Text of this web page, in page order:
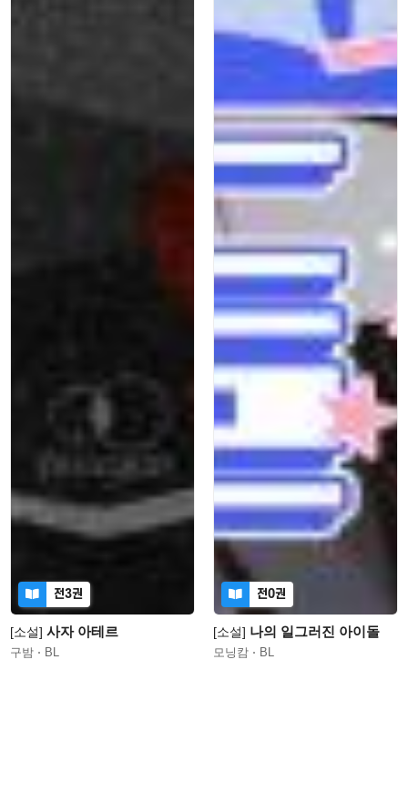
전3권
[소설] 사자 아테르
구밤 BL
전0권
[소설] 나의 일그러진 아이돌
모닝캄 BL